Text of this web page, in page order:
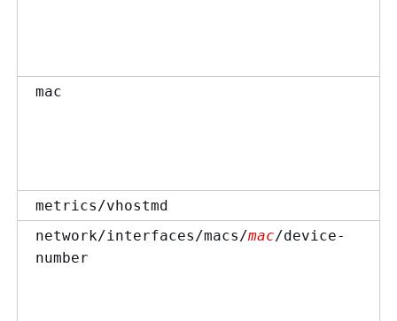
mac
metrics/vhostmd
network/interfaces/macs/mac/device-
number